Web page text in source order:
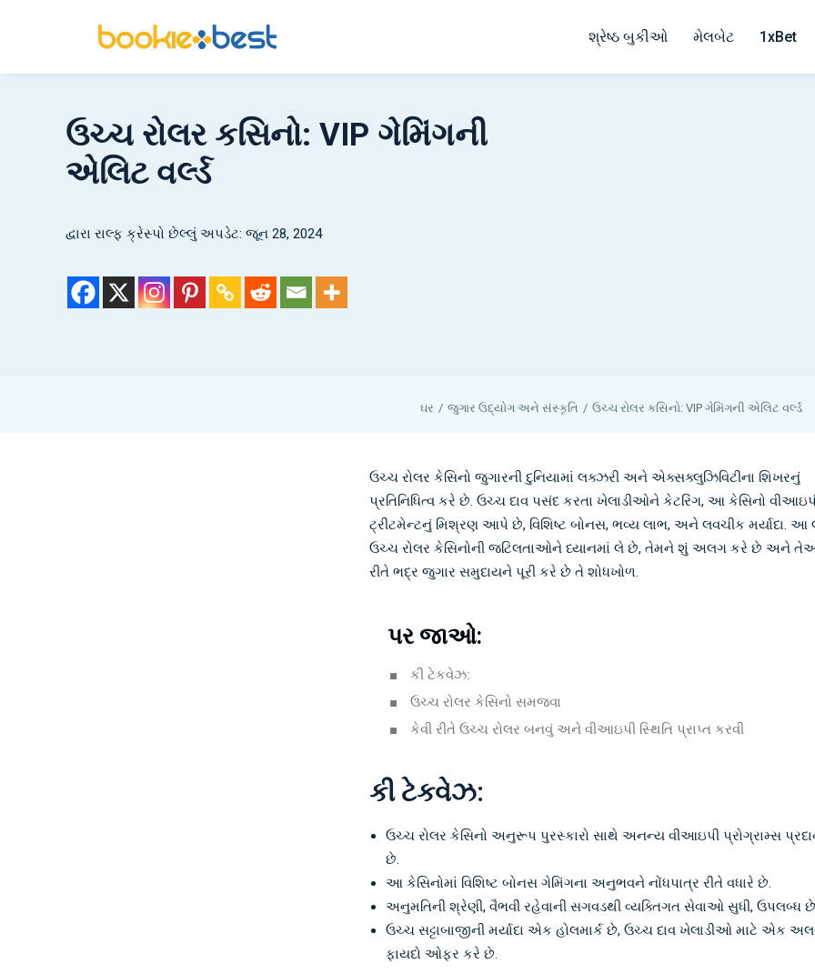
શ્રેષ્ઠ બુકીઓ મેલબેટ 1xBet
ઉચ્ચ રોલર કસિનો: VIP ગેમિંગની
એલિટ વર્લ્ડ
દ્વારા રાલ્ફ ક્રેસ્પો છેલ્લું અપડેટ: જૂન 28, 2024
ઘર જુગાર ઉદ્યોગ અને સંસ્કૃતિ ઉચ્ચ રોલર કસિનો: VIP ગેમિંગની એલિટ વર્લ્ડ
ઉચ્ચ રોલર કેસિનો જુગારની દુનિયામાં લક્ઝરી અને એક્સક્લુઝિવિટીના શિખરનું
પ્રતિનિધિત્વ કરે છે. ઉચ્ચ દાવ પસંદ કરતા ખેલાડીઓને કેટરિંગ, આ કેસિનો
ટ્રીટમેન્ટનું મિશ્રણ આપે છે, વિશિષ્ટ બોનસ, ભવ્ય લાભ, અને લવચીક મર્યાદા. આ
ઉચ્ચ રોલર કેસિનોની જટિલતાઓને ધ્યાનમાં લે છે, તેમને શું અલગ કરે છે અને
રીતે ભદ્ર જુગાર સમુદાયને પૂરી કરે છે તે શોધખોળ.
પર જાઓ:
કી ટેકવેઝ:
ઉચ્ચ રોલર કેસિનો સમજવા
કેવી રીતે ઉચ્ચ રોલર બનવું અને વીઆઇપી સ્થિતિ પ્રાપ્ત કરવી
કી ટેકવેઝ:
ઉચ્ચ રોલર કેસિનો અનુરૂપ પુરસ્કારો સાથે અનન્ય વીઆઇપી પ્રોગ્રામ્સ
છે.
આ કેસિનોમાં વિશિષ્ટ બોનસ ગેમિંગના અનુભવને નોંધપાત્ર રીતે વધારે છે.
અનુમતિની શ્રેણી, વૈભવી રહેવાની સગવડથી વ્યક્તિગત સેવાઓ સુધી, ઉપલબ્ધ
ઉચ્ચ સટ્ટાબાજીની મર્યાદા એક હોલમાર્ક છે, ઉચ્ચ દાવ ખેલાડીઓ માટે એક
ફાયદો ઓફર કરે છે.